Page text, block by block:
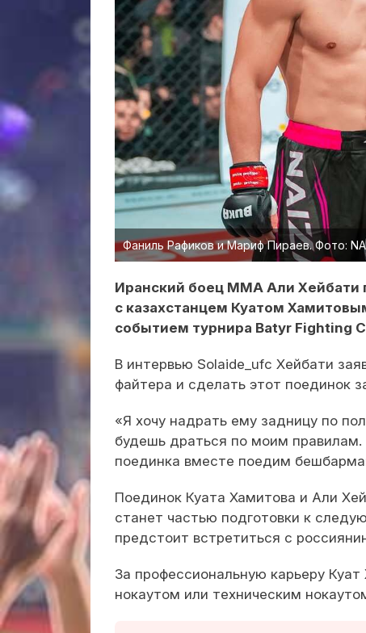
Фаниль Рафиков и Мариф Пираев. Фото:
Иранский боец ММА Али Хейбати
с казахстанцем Куатом
событием турнира Batyr Fighting
В интервью Solaide_ufc Хейбати
файтера и сделать этот поединок
«Я хочу надрать ему задницу по
будешь драться по моим
поединка вместе поедим
Поединок Куата Хамитова и Али
станет частью подготовки к
предстоит встретиться с
За профессиональную карьеру
нокаутом или техническим